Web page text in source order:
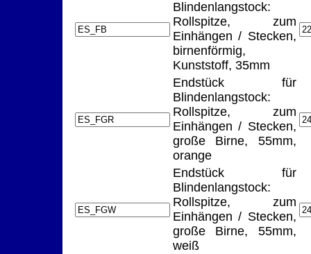
Blindenlangstock:
Rollspitze, zum
Einhängen / Stecken,
birnenförmig,
Kunststoff, 35mm
Endstück für
Blindenlangstock:
Rollspitze, zum
Einhängen / Stecken,
große Birne, 55mm,
orange
Endstück für
Blindenlangstock:
Rollspitze, zum
Einhängen / Stecken,
große Birne, 55mm,
weiß